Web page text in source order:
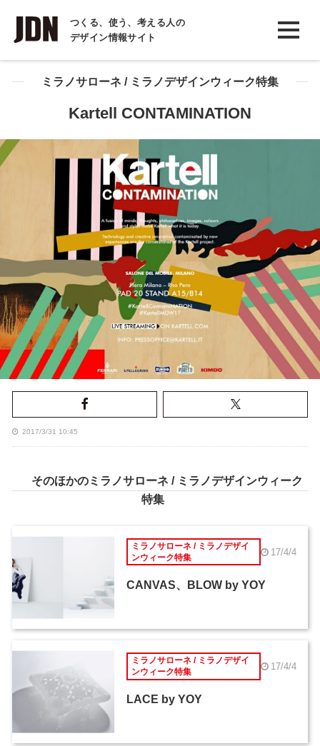
つくる、使う、考える人の
デザイン情報サイト
INTERVIEW
インタビュー
REPORT
COLUMN
コラム
ミラノサローネ / ミラノデザインウィーク特集
Kartell CONTAMINATION
2017/3/31 10:45
そのほかのミラノサローネ / ミラノデザインウィーク
特集
ミラノサローネ / ミラノデザイ
ンウィーク特集
17/4/4
CANVAS、BLOW by YOY
ミラノサローネ / ミラノデザイ
ンウィーク特集
17/4/4
LACE by YOY